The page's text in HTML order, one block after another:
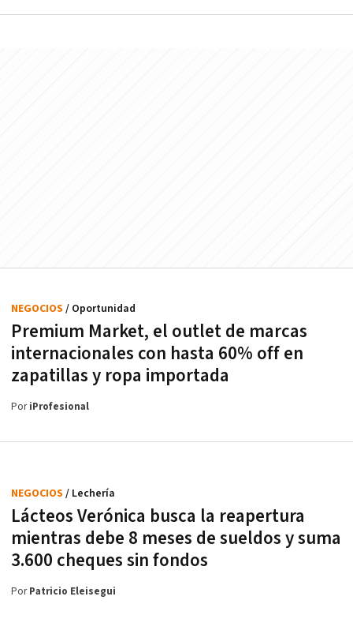
Premium Market, el outlet de marcas
internacionales con hasta 60% off en
zapatillas y ropa importada
NEGOCIOS / Oportunidad
PoriProfesional
Lácteos Verónica busca la reapertura
mientras debe 8 meses de sueldos y suma
3.600 cheques sin fondos
NEGOCIOS / Lechería
PorPatricio Eleisegui